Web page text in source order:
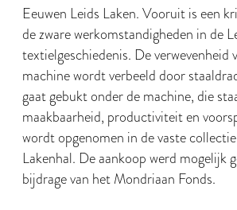
Eeuwen Leids Laken. Vooruit is een
de zware werkomstandigheden in de
textielgeschiedenis. De verwevenheid
machine wordt verbeeld door
gaat gebukt onder de machine, die
maakbaarheid, productiviteit en
wordt opgenomen in de vaste
Lakenhal. De aankoop werd mogelijk
bijdrage van het Mondriaan Fonds.